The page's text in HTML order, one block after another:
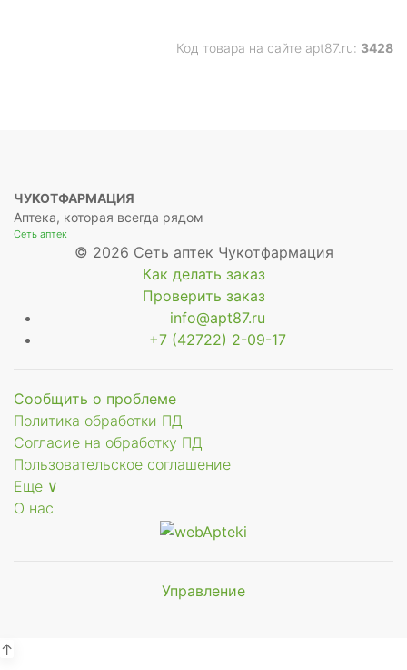
Код товара на сайте apt87.ru: 3428
ЧУКОТФАРМАЦИЯ
Аптека, которая всегда рядом
Сеть аптек
© 2026 Сеть аптек Чукотфармация
Как делать заказ
Проверить заказ
info@apt87.ru
+7 (42722) 2-09-17
Сообщить о проблеме
Политика обработки ПД
Согласие на обработку ПД
Пользовательское соглашение
Еще ∨
О нас
Управление
↑
Мы будем